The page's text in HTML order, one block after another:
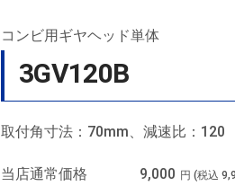
コンビ用ギヤヘッド単体
3GV120B
取付角寸法：70mm、減速比：120
当店通常価格 9,000 円 (税込